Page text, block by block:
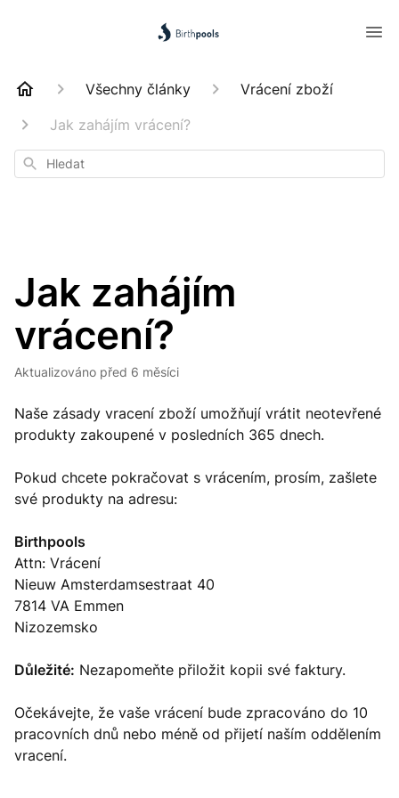
Všechny články
Vrácení zboží
Jak zahájím vrácení?
Hledat
Jak zahájím
vrácení?
Aktualizováno před 6 měsíci
Naše zásady vracení zboží umožňují vrátit neotevřené
produkty zakoupené v posledních 365 dnech.
Pokud chcete pokračovat s vrácením, prosím, zašlete
své produkty na adresu:
Birthpools
Attn: Vrácení
Nieuw Amsterdamsestraat 40
7814 VA Emmen
Nizozemsko
Důležité: Nezapomeňte přiložit kopii své faktury.
Očekávejte, že vaše vrácení bude zpracováno do 10
pracovních dnů nebo méně od přijetí naším oddělením
vracení.